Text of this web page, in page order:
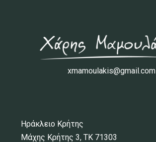
xmamoulakis@gmail.com
Ηράκλειο Κρήτης
Μάχης Κρήτης 3, ΤΚ 71303